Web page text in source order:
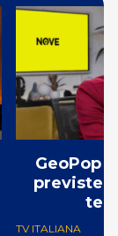
GeoPop
previste
TV ITALIANA